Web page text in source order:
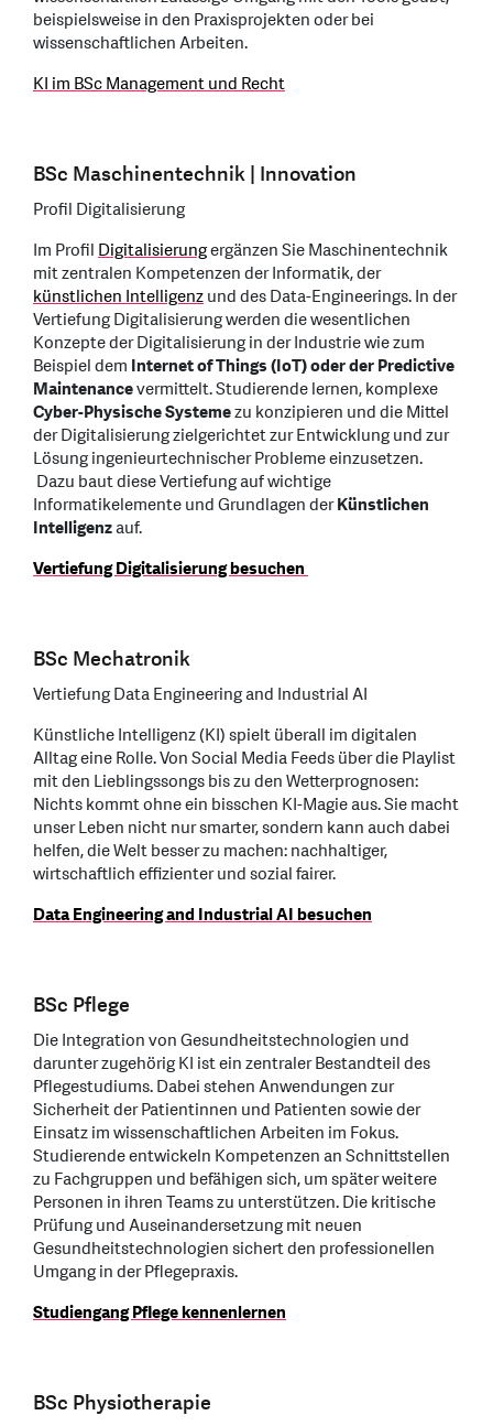
beispielsweise in den Praxisprojekten oder bei
wissenschaftlichen Arbeiten.
KI im BSc Management und Recht
BSc Maschinentechnik | Innovation
Profil Digitalisierung
Im Profil Digitalisierungergänzen Sie Maschinentechnik
mit zentralen Kompetenzen der Informatik, der
künstlichen Intelligenzund des Data-Engineerings. In der
Vertiefung Digitalisierung werden die wesentlichen
Konzepte der Digitalisierung in der Industrie wie zum
Beispiel dem Internet of Things (IoT) oder der Predictive
Maintenancevermittelt. Studierende lernen, komplexe
Cyber-Physische Systemezu konzipieren und die Mittel
der Digitalisierung zielgerichtet zur Entwicklung und zur
Lösung ingenieurtechnischer Probleme einzusetzen.
Dazu baut diese Vertiefung auf wichtige
Informatikelemente und Grundlagen derKünstlichen
Intelligenzauf.
Vertiefung Digitalisierung besuchen
BSc Mechatronik
Vertiefung Data Engineering and Industrial AI
Künstliche Intelligenz (KI) spielt überall im digitalen
Alltag eine Rolle. Von Social Media Feeds über die Playlist
mit den Lieblingssongs bis zu den Wetterprognosen:
Nichts kommt ohne ein bisschen KI-Magie aus. Sie macht
unser Leben nicht nur smarter, sondern kann auch dabei
helfen, die Welt besser zu machen: nachhaltiger,
wirtschaftlich effizienter und sozial fairer.
Data Engineering and Industrial AI besuchen
BSc Pflege
Die Integration von Gesundheitstechnologien und
darunter zugehörig KI ist ein zentraler Bestandteil des
Pflegestudiums. Dabei stehen Anwendungen zur
Sicherheit der Patientinnen und Patienten sowie der
Einsatz im wissenschaftlichen Arbeiten im Fokus.
Studierende entwickeln Kompetenzen an Schnittstellen
zu Fachgruppen und befähigen sich, um später weitere
Personen in ihren Teams zu unterstützen. Die kritische
Prüfung und Auseinandersetzung mit neuen
Gesundheitstechnologien sichert den professionellen
Umgang in der Pflegepraxis.
Studiengang Pflege kennenlernen
BSc Physiotherapie